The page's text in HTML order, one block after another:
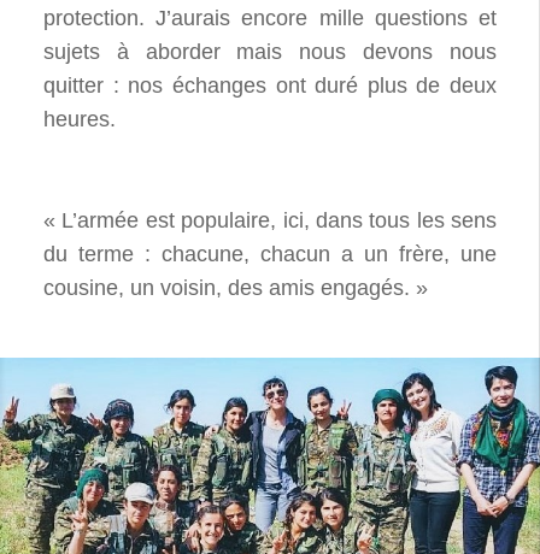
protection. J’aurais encore mille questions et
sujets à aborder mais nous devons nous
quitter : nos échanges ont duré plus de deux
heures.
« L’armée est populaire, ici, dans tous les sens
du terme : chacune, chacun a un frère, une
cousine, un voisin, des amis engagés. »